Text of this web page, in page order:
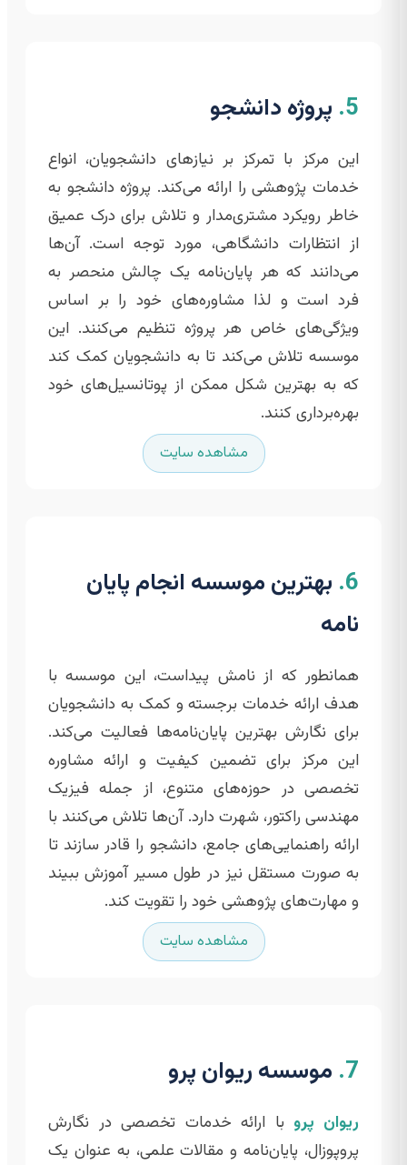
5. پروژه دانشجو
این مرکز با تمرکز بر نیازهای دانشجویان، انواع
خدمات پژوهشی را ارائه می‌کند. پروژه دانشجو به
خاطر رویکرد مشتری‌مدار و تلاش برای درک عمیق
از انتظارات دانشگاهی، مورد توجه است. آن‌ها
می‌دانند که هر پایان‌نامه یک چالش منحصر به
فرد است و لذا مشاوره‌های خود را بر اساس
ویژگی‌های خاص هر پروژه تنظیم می‌کنند. این
موسسه تلاش می‌کند تا به دانشجویان کمک کند
که به بهترین شکل ممکن از پوتانسیل‌های خود
بهره‌برداری کنند.
مشاهده سایت
6. بهترین موسسه انجام پایان
نامه
همانطور که از نامش پیداست، این موسسه با
هدف ارائه خدمات برجسته و کمک به دانشجویان
برای نگارش بهترین پایان‌نامه‌ها فعالیت می‌کند.
این مرکز برای تضمین کیفیت و ارائه مشاوره
تخصصی در حوزه‌های متنوع، از جمله فیزیک
مهندسی راکتور، شهرت دارد. آن‌ها تلاش می‌کنند با
ارائه راهنمایی‌های جامع، دانشجو را قادر سازند تا
به صورت مستقل نیز در طول مسیر آموزش ببیند
و مهارت‌های پژوهشی خود را تقویت کند.
مشاهده سایت
7. موسسه ریوان پرو
ریوان پرو با ارائه خدمات تخصصی در نگارش
پروپوزال، پایان‌نامه و مقالات علمی، به عنوان یک